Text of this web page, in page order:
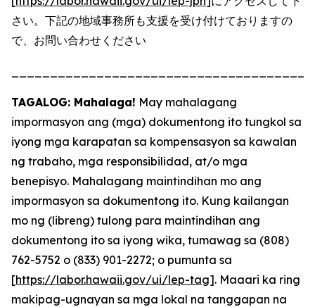
さい。下記の地域事務所も支援を受け付けておりますの
で、お問い合わせください
TAGALOG: Mahalaga! May mahalagang
impormasyon ang (mga) dokumentong ito tungkol sa
iyong mga karapatan sa kompensasyon sa kawalan
ng trabaho, mga responsibilidad, at/o mga
benepisyo. Mahalagang maintindihan mo ang
impormasyon sa dokumentong ito. Kung kailangan
mo ng (libreng) tulong para maintindihan ang
dokumentong ito sa iyong wika, tumawag sa (808)
762-5752 o (833) 901-2272; o pumunta sa
[https://labor.hawaii.gov/ui/lep-tag]. Maaari ka ring
makipag-ugnayan sa mga lokal na tanggapan na